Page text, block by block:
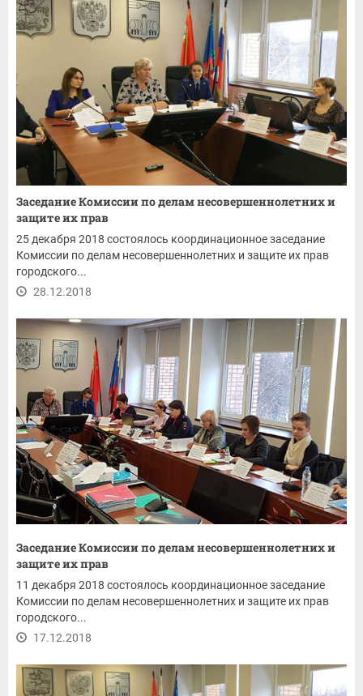
Заседание Комиссии по делам несовершеннолетних и
защите их прав
25 декабря 2018 состоялось координационное заседание
Комиссии по делам несовершеннолетних и защите их прав
городского...
28.12.2018
Заседание Комиссии по делам несовершеннолетних и
защите их прав
11 декабря 2018 состоялось координационное заседание
Комиссии по делам несовершеннолетних и защите их прав
городского...
17.12.2018